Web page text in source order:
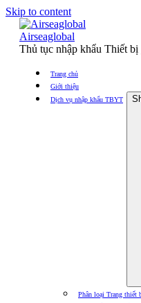
Skip to content
Airseaglobal
Thủ tục nhập khẩu Thiết
Trang chủ
Giới thiệu
Dịch vụ nhập khẩu TBYT
Phân loại Trang thiết